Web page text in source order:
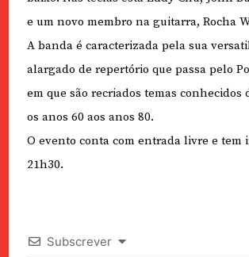
e um novo membro na guitarra, Rocha
A banda é caracterizada pela sua
alargado de repertório que passa pelo
em que são recriados temas conhecidos
os anos 60 aos anos 80.
O evento conta com entrada livre e tem
21h30.
Subscrever